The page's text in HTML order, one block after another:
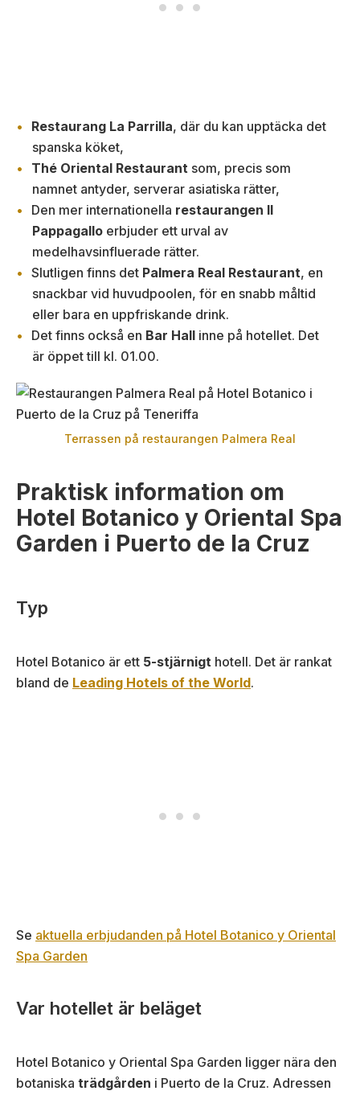
Restaurang La Parrilla, där du kan upptäcka det
spanska köket,
Thé Oriental Restaurant som, precis som
namnet antyder, serverar asiatiska rätter,
Den mer internationella restaurangen Il
Pappagallo erbjuder ett urval av
medelhavsinfluerade rätter.
Slutligen finns det Palmera Real Restaurant, en
snackbar vid huvudpoolen, för en snabb måltid
eller bara en uppfriskande drink.
Det finns också en Bar Hall inne på hotellet. Det
är öppet till kl. 01.00.
Terrassen på restaurangen Palmera Real
Praktisk information om
Hotel Botanico y Oriental Spa
Garden i Puerto de la Cruz
Typ
Hotel Botanico är ett 5-stjärnigt hotell. Det är rankat
bland de Leading Hotels of the World.
Se aktuella erbjudanden på Hotel Botanico y Oriental
Spa Garden
Var hotellet är beläget
Hotel Botanico y Oriental Spa Garden ligger nära den
botaniska trädgården i Puerto de la Cruz. Adressen